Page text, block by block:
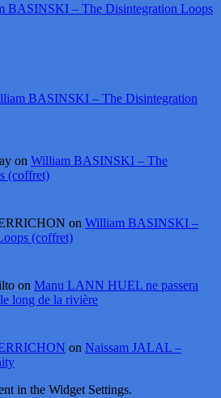
BASINSKI – The Disintegration Loops
BASINSKI – The Disintegration
on William BASINSKI – The
(coffret)
on William BASINSKI –
(coffret)
on Manu LANN HUEL ne passera
long de la rivière
on Naissam JALAL –
in the Widget Settings.